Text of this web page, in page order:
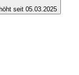
seit 05.03.2025